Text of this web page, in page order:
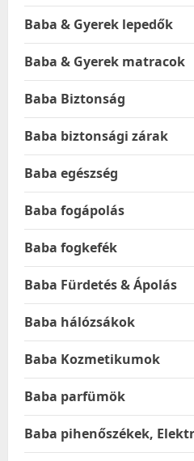
Baba & Gyerek lepedők
Baba & Gyerek matracok
Baba Biztonság
Baba biztonsági zárak
Baba egészség
Baba fogápolás
Baba fogkefék
Baba Fürdetés & Ápolás
Baba hálózsákok
Baba Kozmetikumok
Baba parfümök
Baba pihenőszékek,